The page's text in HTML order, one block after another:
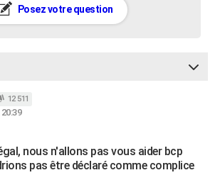
Posez votre question
12 511
nous n'allons pas vous aider bcp
pas être déclaré comme complice